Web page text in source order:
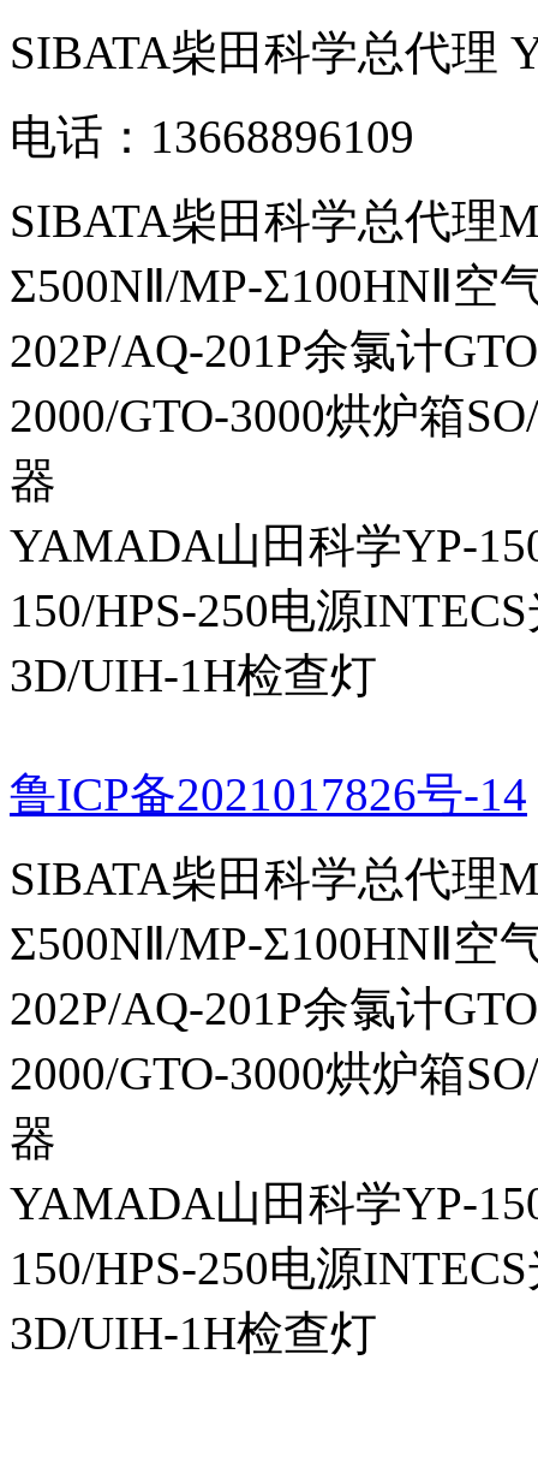
SIBATA柴田科学总代理
电话：13668896109
SIBATA柴田科学总代理
Σ500NⅡ/MP-Σ100HNⅡ空
202P/AQ-201P余氯计
2000/GTO-3000烘炉箱
器
YAMADA山田科学YP-
150/HPS-250电源
3D/UIH-1H检查灯
鲁ICP备2021017826号-14
SIBATA柴田科学总代理
Σ500NⅡ/MP-Σ100HNⅡ空
202P/AQ-201P余氯计
2000/GTO-3000烘炉箱
器
YAMADA山田科学YP-
150/HPS-250电源
3D/UIH-1H检查灯